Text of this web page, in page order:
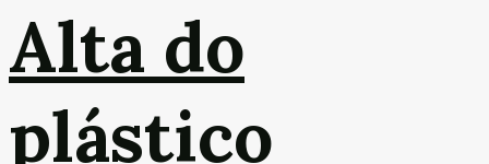
Alta do
plástico